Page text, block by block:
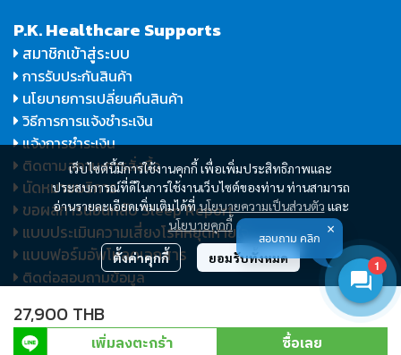
27,900 THB
เพิ่มลงตะกร้า ซื้อเลย
เว็บไซต์นี้มีการใช้งานคุกกี้ เพื่อเพิ่มประสิทธิภาพและ
ประสบการณ์ที่ดีในการใช้งานเว็บไซต์ของท่าน ท่านสามารถ
อ่านรายละเอียดเพิ่มเติมได้ที่นโยบายความเป็นส่วนตัว และ
นโยบายคุกกี้
ตั้งค่าคุกกี้ ยอมรับทั้งหมด
P.K. Healthcare Supports
สมาชิกเข้าสู่ระบบ
การรับประกันสินค้า
นโยบายการเปลี่ยนคืนสินค้า
วิธีการการแจ้งชำระเงิน
แจ้งการชำระเงิน
ติดตามสถานะการสั่งซื้อ
นัดหมายบริการ
ขอผลการนอนหลับ Sleep Report
แบบประเมินความเสี่ยงโรคหยุดหายใจ
แบบฟอร์มอัพโหลดเอกสาร
ติดต่อสอบถามข้อมูล
©Copyright P.K. Healthcare and Medical Co., Ltd., 2026. All
1
สอบถาม คลิก